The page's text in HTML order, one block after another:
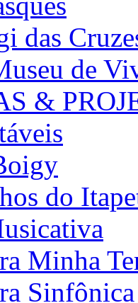
das
de
&
do
Minha